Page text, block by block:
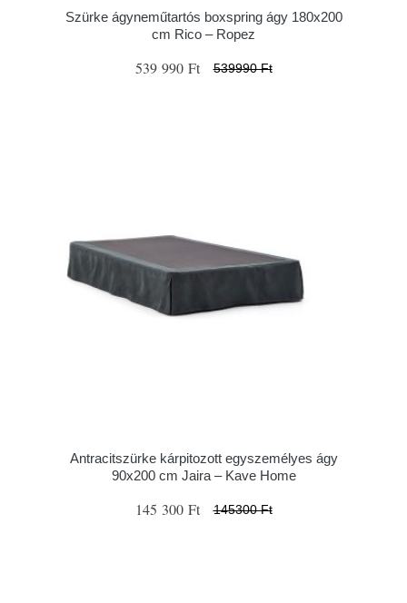
Szürke ágyneműtartós boxspring ágy 180x200
cm Rico – Ropez
539 990 Ft 539990 Ft
Antracitszürke kárpitozott egyszemélyes ágy
90x200 cm Jaira – Kave Home
145 300 Ft 145300 Ft